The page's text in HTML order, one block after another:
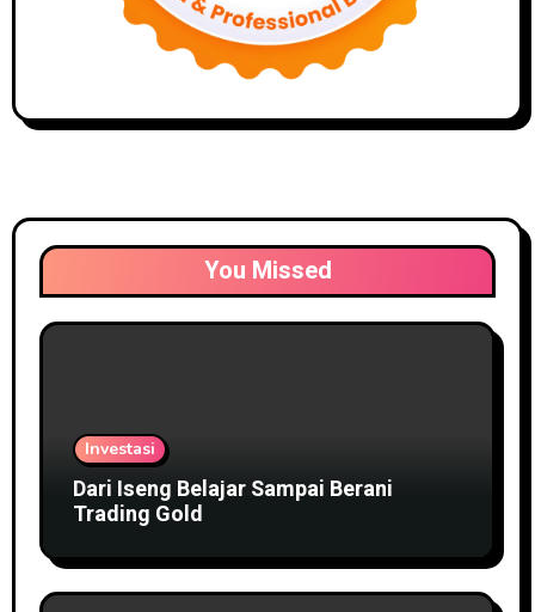
You Missed
Investasi
Dari Iseng Belajar Sampai Berani
Trading Gold